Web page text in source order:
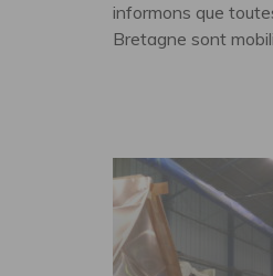
informons que
Bretagne sont